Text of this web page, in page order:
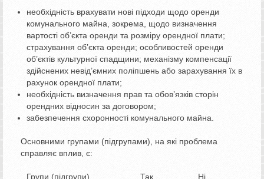
необхідність врахувати нові підходи щодо оренди
комунального майна, зокрема, щодо визначення
вартості об’єкта оренди та розміру орендної плати;
страхування об’єкта оренди; особливостей оренди
об’єктів культурної спадщини; механізму компенсації
здійснених невід’ємних поліпшень або зарахування їх в
рахунок орендної плати;
необхідність визначення прав та обов’язків сторін
орендних відносин за договором;
забезпечення схоронності комунального майна.
Основними групами (підгрупами), на які проблема
справляє вплив, є:
Групи (підгрупи) Так Ні